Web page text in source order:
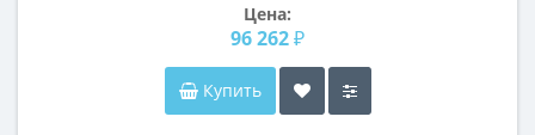
Цена:
96 262 ₽
Купить